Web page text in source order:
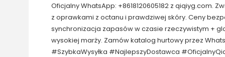
Oficjalny WhatsApp: +8618120605182 z qiqiyg.com.
z oprawkami z octanu i prawdziwej skóry. Ceny
synchronizacja zapasów w czasie rzeczywistym +
wysokiej marży. Zamów katalog hurtowy przez
#SzybkaWysyłka #NajlepszyDostawca